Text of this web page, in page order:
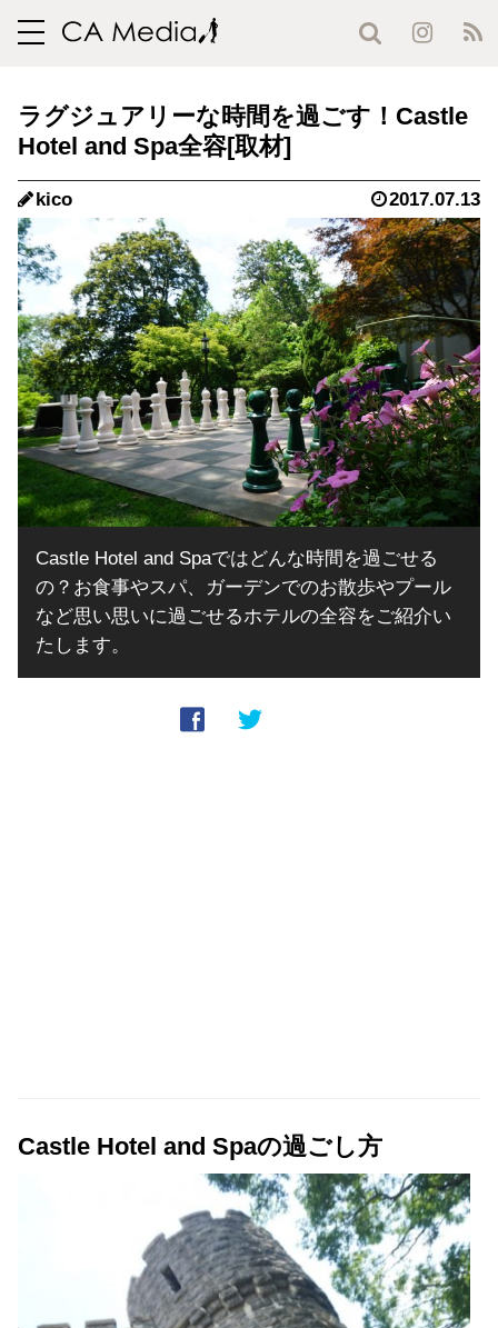
toggle
ラグジュアリーな時間を過ごす！Castle
Hotel and Spa全容
kico 2017.07.13
Castle Hotel and Spaではどんな時間を過ごせる
の？お食事やスパ、ガーデンでのお散歩やプール
など思い思いに過ごせるホテルの全容をご紹介い
たします。
Castle Hotel and Spaの過ごし方